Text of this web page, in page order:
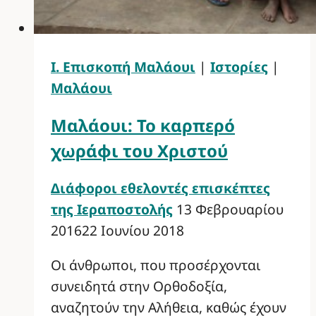
Ι. Επισκοπή Μαλάουι | Ιστορίες |
Μαλάουι
Μαλάουι: Το καρπερό
χωράφι του Χριστού
Διάφοροι εθελοντές επισκέπτες
της Ιεραποστολής 13 Φεβρουαρίου
201622 Ιουνίου 2018
Οι άνθρωποι, που προσέρχονται
συνειδητά στην Ορθοδοξία,
αναζητούν την Αλήθεια, καθώς έχουν